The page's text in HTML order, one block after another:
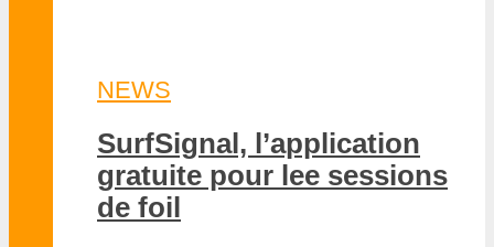
NEWS
SurfSignal, l’application
gratuite pour lee sessions
de foil